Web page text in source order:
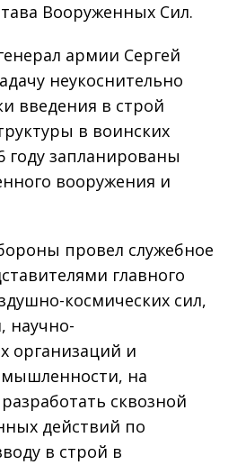
Вооруженных Сил.
армии Сергей
неукоснительно
введения в строй
в воинских
году запланированы
вооружения и
провел служебное
главного
космических сил,
научно-
организаций и
на
сквозной
действий по
в строй в